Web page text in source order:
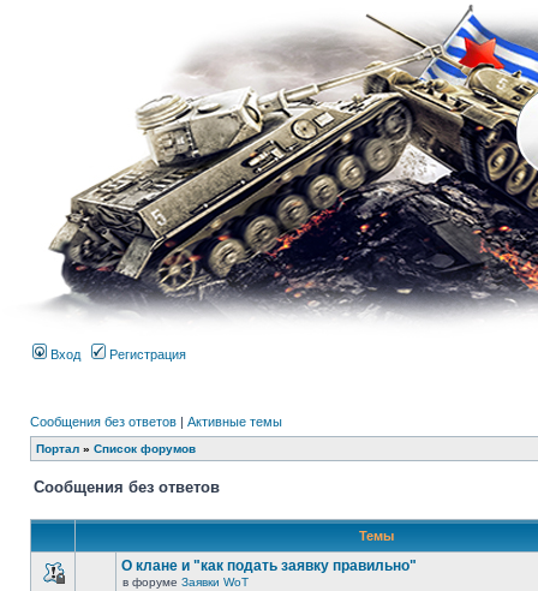
Вход Регистрация
Сообщения без ответов | Активные темы
Портал » Список форумов
Сообщения без ответов
Темы
О клане и "как подать заявку правильно"
в форуме Заявки WoT